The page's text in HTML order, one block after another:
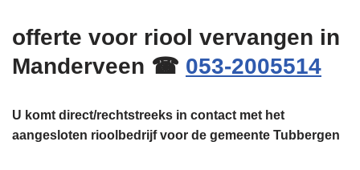
offerte voor riool vervangen in
Manderveen ☎ 053-2005514
U komt direct/rechtstreeks in contact met het
aangesloten rioolbedrijf voor de gemeente Tubbergen